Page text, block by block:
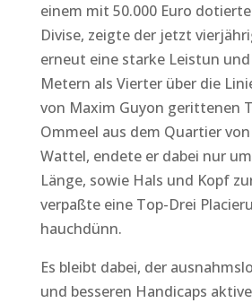
einem mit 50.000 Euro
Divise, zeigte der jetzt
erneut eine starke Leistun
Metern als Vierter über die
von Maxim Guyon gerittenen
Ommeel aus dem Quartier
Wattel, endete er dabei nur
Länge, sowie Hals und Kopf
verpaßte eine Top-Drei
hauchdünn.
Es bleibt dabei, der
und besseren Handicaps